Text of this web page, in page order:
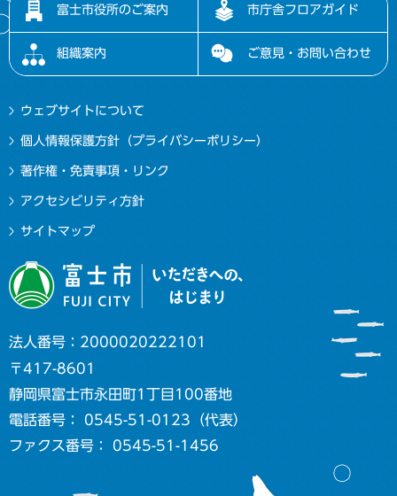
富士市役所のご案内 市庁舎フロアガイド
組織案内 ご意見・お問い合わせ
ウェブサイトについて
個人情報保護方針（プライバシーポリシー）
著作権・免責事項・リンク
アクセシビリティ方針
サイトマップ
法人番号：2000020222101
〒417-8601
静岡県富士市永田町1丁目100番地
電話番号： 0545-51-0123（代表）
ファクス番号： 0545-51-1456